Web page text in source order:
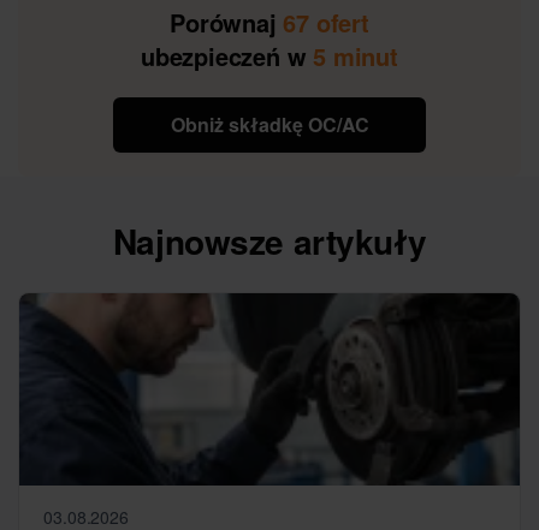
Porównaj 67 ofert
ubezpieczeń w 5 minut
Obniż składkę OC/AC
Najnowsze artykuły
03.08.2026